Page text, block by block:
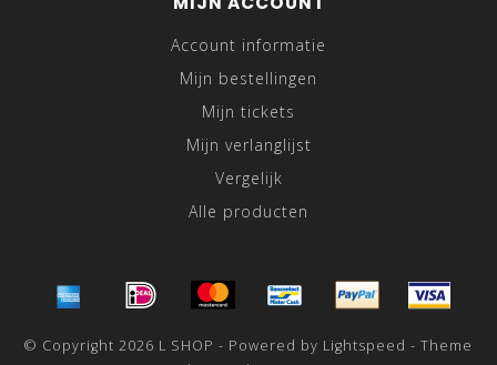
Account informatie
Mijn bestellingen
Mijn tickets
Mijn verlanglijst
Vergelijk
Alle producten
© Copyright 2026 L SHOP - Powered by Lightspeed - Theme